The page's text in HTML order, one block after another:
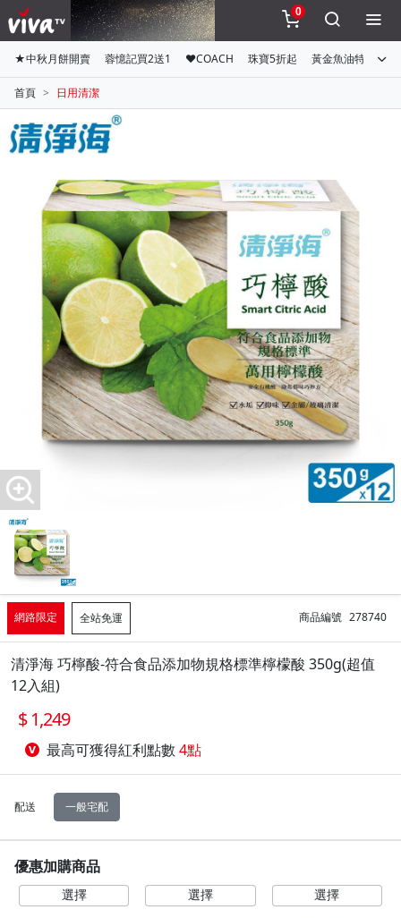
0
★中秋月餅開賣 蓉憶記買2送1 ♥COACH 珠寶5折起 黃金魚油特惠組
首頁 日用清潔
網路限定 全站免運 商品編號 278740
清淨海 巧檸酸-符合食品添加物規格標準檸檬酸 350g(超值
12入組)
1,249
最高可獲得紅利點數 4點
配送 一般宅配
優惠加購商品